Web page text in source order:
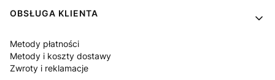
OBSŁUGA KLIENTA
Metody płatności
Metody i koszty dostawy
Zwroty i reklamacje